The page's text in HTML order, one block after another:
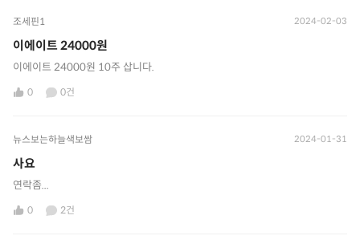
조세핀1 2024-02-03
이에이트 24000원
이에이트 24000원 10주 삽니다.
0 0건
뉴스보는하늘색보쌈 2024-01-31
사요
연락좀...
0 2건